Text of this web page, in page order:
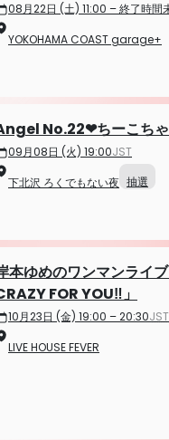
08月22日 (土) 11:00 – 終了時間
YOKOHAMA COAST garage+
No.22❤ちーこちゃ
09月08日 (火) 19:00JST
下北沢 ろくでもない夜 抽選
本ゆめのワンマンライ
FOR YOU‼」
10月23日 (金) 19:00 – 20:30JST
LIVE HOUSE FEVER